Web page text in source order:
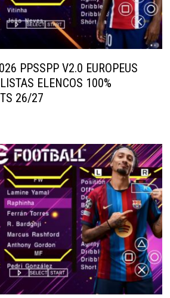
PPSSPP V2.0 EUROPEUS
ELENCOS 100%
26/27